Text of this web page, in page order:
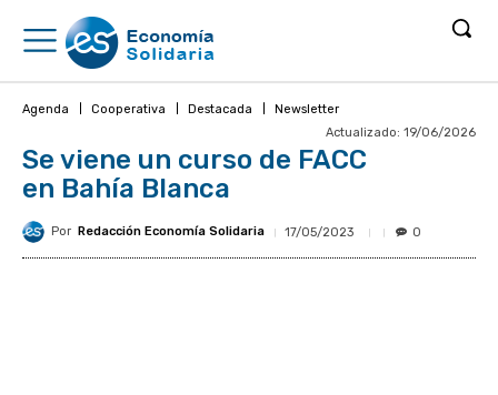
Agenda Cooperativa Destacada
Newsletter
Actualizado: 19/06/2026
Se viene un curso de FACC
en Bahía Blanca
Por Redacción Economía Solidaria 17/05/2023 0